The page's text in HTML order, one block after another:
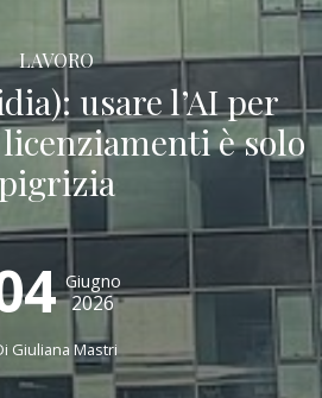
LAVORO
usare l’AI per
è solo
pigrizia
Giugno
2026
Giuliana Mastri